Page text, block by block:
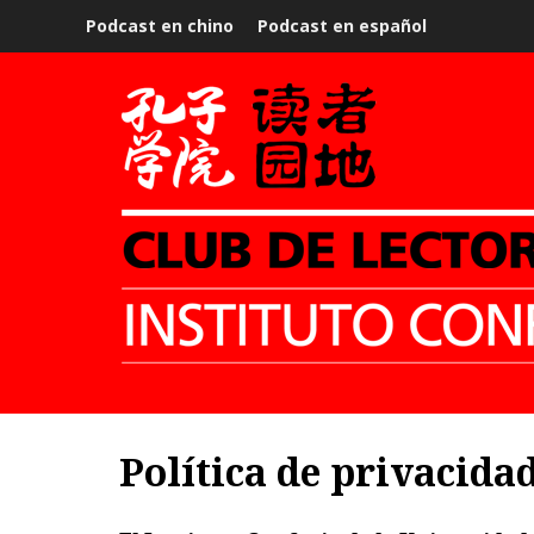
Podcast en chino Podcast en español
Política de